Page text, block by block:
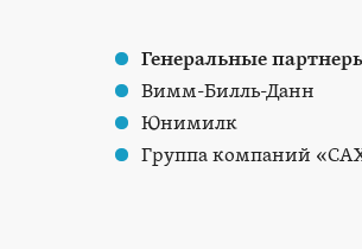
Генеральные
Вимм-Билль-Данн
Юнимилк
Группа компаний